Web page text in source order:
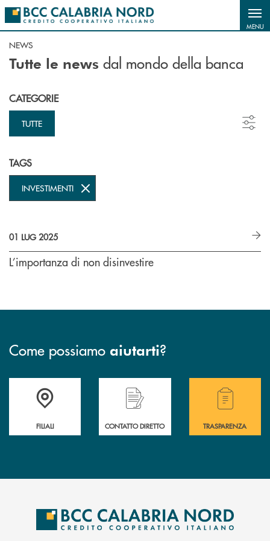
Salta al contenuto principale
MENU
NEWS
Tutte le news dal mondo della banca
CATEGORIE
TUTTE
TAGS
INVESTIMENTI
01 LUG 2025
L’importanza di non disinvestire
Come possiamo aiutarti?
Trova la filiale più vicina a te
FILIALI
Hai bisogno di assistenza immediata ?
CONTATTO DIRETTO
Hai bisogno di
TRASPARENZA